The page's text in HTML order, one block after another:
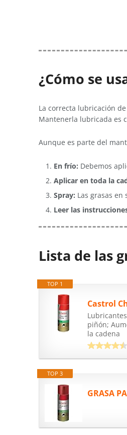
¿Cómo se
La correcta lubricación
Mantenerla lubricada es
Aunque es parte del
En frío: Debemos
Aplicar en toda la
Spray: Las grasas
Leer las
Lista de las
TOP 1
Castrol
piñón;
la cadena
TOP 3
GRASA